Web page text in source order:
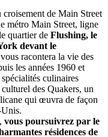
de Main Street
métro Main Street, ligne
quartier de Flushing, le
devant le
racontera la vie des
les années 1960 et
culinaires
des Quakers, un
qui œuvra de façon
vous poursuivrez par le
résidences de